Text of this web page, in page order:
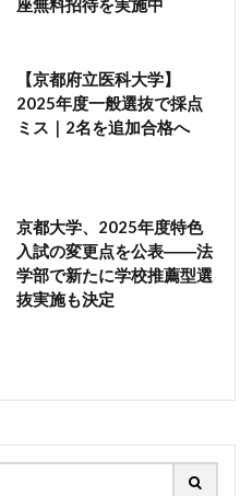
座無料招待を実施中
【京都府立医科大学】
2025年度一般選抜で採点
ミス｜2名を追加合格へ
京都大学、2025年度特色
入試の変更点を公表――法
学部で新たに学校推薦型選
抜実施も決定